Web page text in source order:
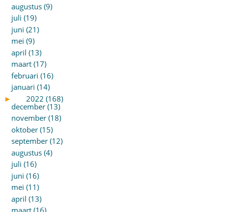
augustus (9)
juli (19)
juni (21)
mei (9)
april (13)
maart (17)
februari (16)
januari (14)
►
2022 (168)
december (13)
november (18)
oktober (15)
september (12)
augustus (4)
juli (16)
juni (16)
mei (11)
april (13)
maart (16)